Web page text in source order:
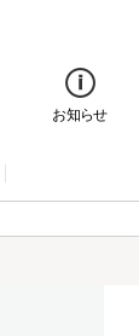
お知らせ